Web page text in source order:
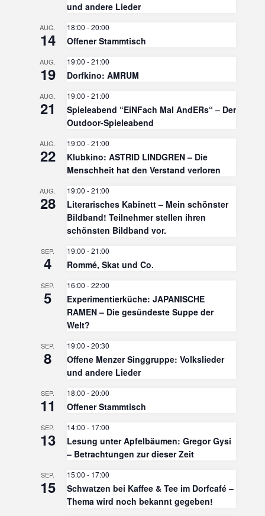
und andere Lieder
AUG.
14
18:00 -20:00
Offener Stammtisch
AUG.
19
19:00 -21:00
Dorfkino: AMRUM
AUG.
21
19:00 -21:00
Spieleabend “EiNFach Mal AndERs“ – Der
Outdoor-Spieleabend
AUG.
22
19:00 -21:00
Klubkino: ASTRID LINDGREN – Die
Menschheit hat den Verstand verloren
AUG.
28
19:00 -21:00
Literarisches Kabinett – Mein schönster
Bildband! Teilnehmer stellen ihren
schönsten Bildband vor.
SEP.
4
19:00 -21:00
Rommé, Skat und Co.
SEP.
5
16:00 -22:00
Experimentierküche: JAPANISCHE
RAMEN – Die gesündeste Suppe der
Welt?
SEP.
8
19:00 -20:30
Offene Menzer Singgruppe: Volkslieder
und andere Lieder
SEP.
11
18:00 -20:00
Offener Stammtisch
SEP.
13
14:00 - 17:00
Lesung unter Apfelbäumen: Gregor Gysi
– Betrachtungen zur dieser Zeit
SEP.
15
15:00 - 17:00
Schwatzen bei Kaffee & Tee im Dorfcafé –
Thema wird noch bekannt gegeben!